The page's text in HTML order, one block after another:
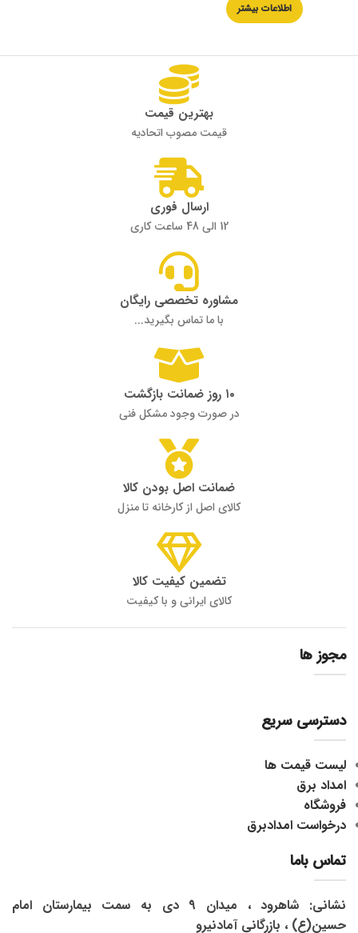
اطلاعات بیشتر
بهترین قیمت
قیمت مصوب اتحادیه
ارسال فوری
12 الی 48 ساعت کاری
مشاوره تخصصی رایگان
با ما تماس بگیرید...
۱۰ روز ضمانت بازگشت
در صورت وجود مشکل فنی
ضمانت اصل بودن کالا
کالای اصل از کارخانه تا منزل
تضمین کیفیت کالا
کالای ایرانی و با کیفیت
مجوز ها
دسترسی سریع
لیست قیمت ها
امداد برق
فروشگاه
درخواست امدادبرق
تماس باما
نشانی: شاهرود ، میدان 9 دی به سمت بیمارستان امام
حسین(ع) ، بازرگانی آمادنیرو